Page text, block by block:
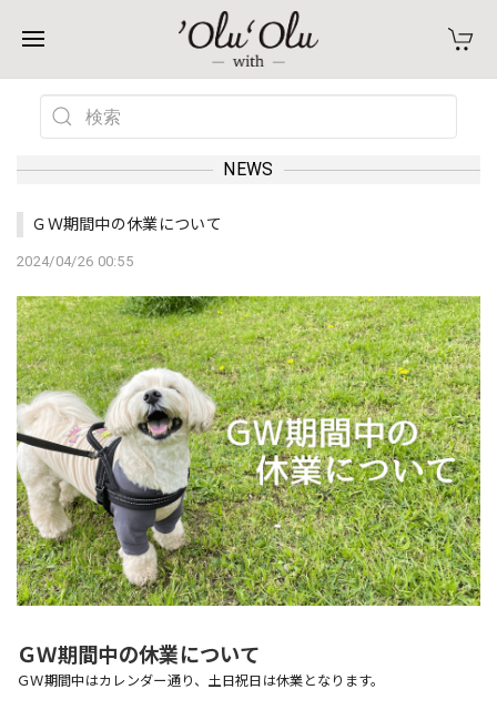
NEWS
ＧＷ期間中の休業について
2024/04/26 00:55
ＧＷ期間中の休業について
ＧＷ期間中はカレンダー通り、土日祝日は休業となります。